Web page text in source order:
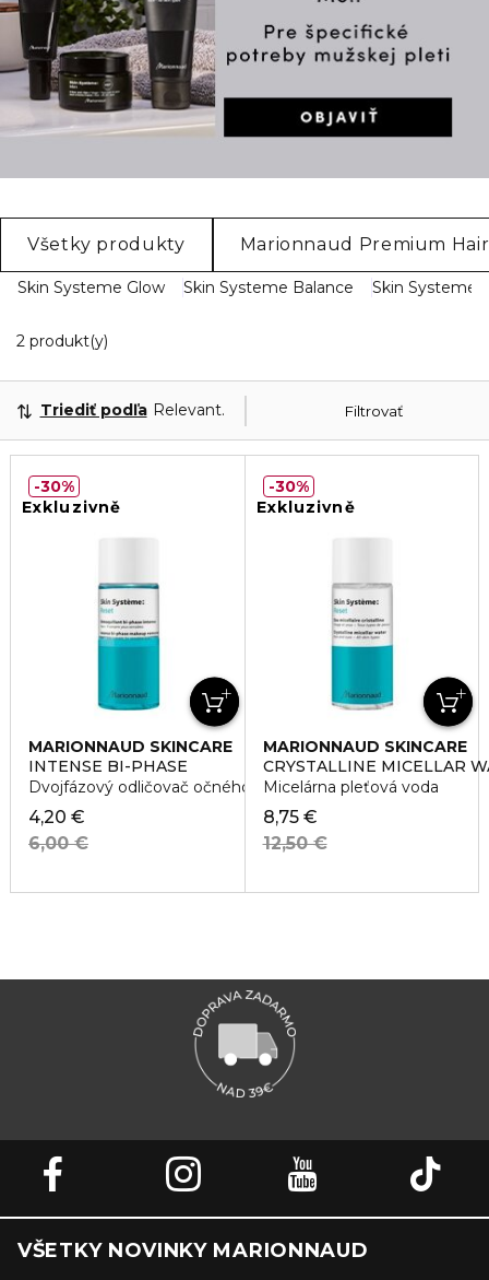
Všetky produkty Marionnaud Premium
Skin Systeme Glow Skin Systeme Balance Skin Systeme
2 produkt(y)
Filtrovať
Triediť podľa Relevantnosť
Exkluzivně
MARIONNAUD SKINCARE
INTENSE BI-PHASE
Dvojfázový odličovač očného make-upu
4,20 €
6,00 €
30%
Exkluzivně
MARIONNAUD SKINCARE
CRYSTALLINE MICELLAR
Micelárna pleťová voda
8,75 €
12,50 €
30%
VŠETKY NOVINKY MARIONNAUD